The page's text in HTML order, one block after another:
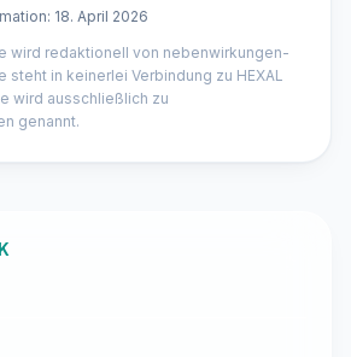
18. April 2026
wird redaktionell von nebenwirkungen-
in keinerlei Verbindung zu HEXAL
wird ausschließlich zu
genannt.